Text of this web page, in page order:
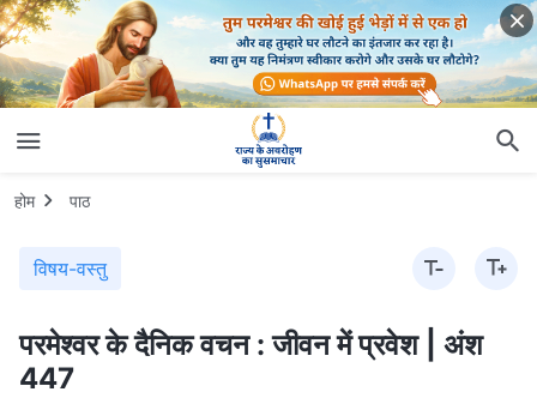
होम पाठ
विषय-वस्तु
परमेश्वर के दैनिक वचन : जीवन में प्रवेश | अंश
447